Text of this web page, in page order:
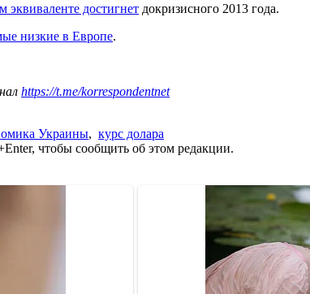
эквиваленте достигнет докризисного 2013 года.
низкие в Европе.
https://t.me/korrespondentnet
Украины, курс долара
чтобы сообщить об этом редакции.